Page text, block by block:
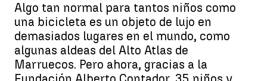
Algo tan normal para tantos niños como
una bicicleta es un objeto de lujo en
demasiados lugares en el mundo, como
algunas aldeas del Alto Atlas de
Marruecos. Pero ahora, gracias a la